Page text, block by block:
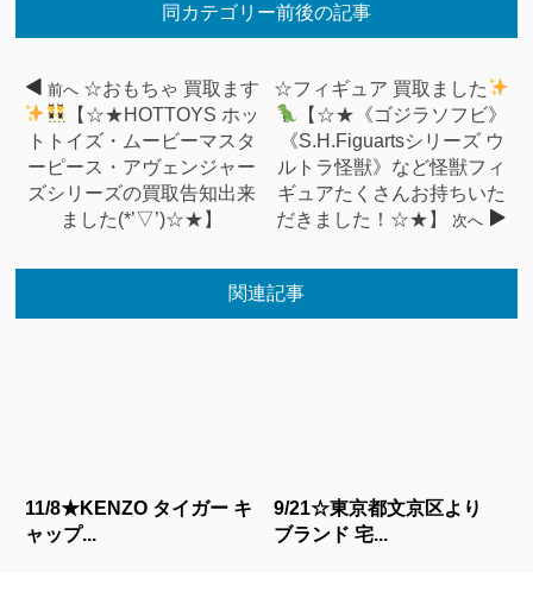
同カテゴリー前後の記事
前へ ☆おもちゃ 買取ます
【☆★HOTTOYS ホッ
トトイズ・ムービーマスタ
ーピース・アヴェンジャー
ズシリーズの買取告知出来
ました(*’▽’)☆★】
☆フィギュア 買取ました
【☆★《ゴジラソフビ》
《S.H.Figuartsシリーズ ウ
ルトラ怪獣》など怪獣フィ
ギュアたくさんお持ちいた
だきました！☆★】
次へ
関連記事
11/8★KENZO タイガー キ
ャップ...
9/21☆東京都文京区より
ブランド 宅...